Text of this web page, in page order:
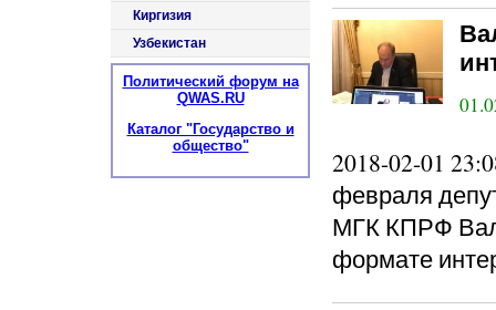
2018-02-01
февраля
МГК КПРФ
формате
Киргизия
Узбекистан
Политический форум на
QWAS.RU
Каталог "Государство и
общество"